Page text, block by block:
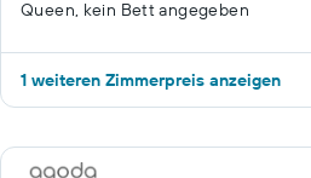
der Zutritt zu folgender Einrichtung
Queen, kein Bett angegeben
1 weiteren Zimmerpreis anzeigen